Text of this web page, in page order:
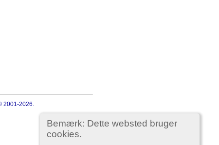
Bemærk: Dette websted bruger
cookies.
2001-2026.